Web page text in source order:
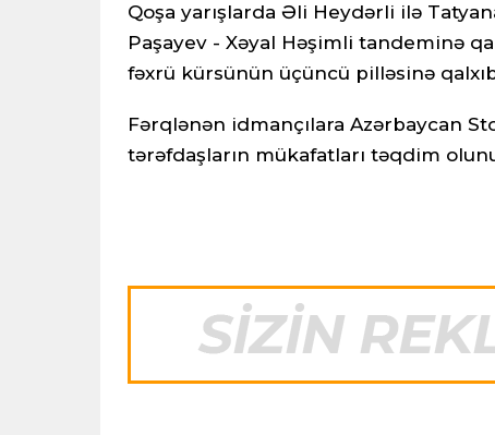
Qoşa yarışlarda Əli Heydərli ilə
Paşayev - Xəyal Həşimli tandeminə
fəxrü kürsünün üçüncü pilləsinə
Fərqlənən idmançılara Azərbaycan
tərəfdaşların mükafatları təqdim